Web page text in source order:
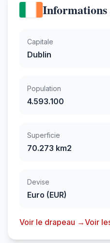
Capitale
Dublin
Population
4.593.100
Superficie
70.273 km2
Devise
Euro (EUR)
Voir le drapeau →Voir